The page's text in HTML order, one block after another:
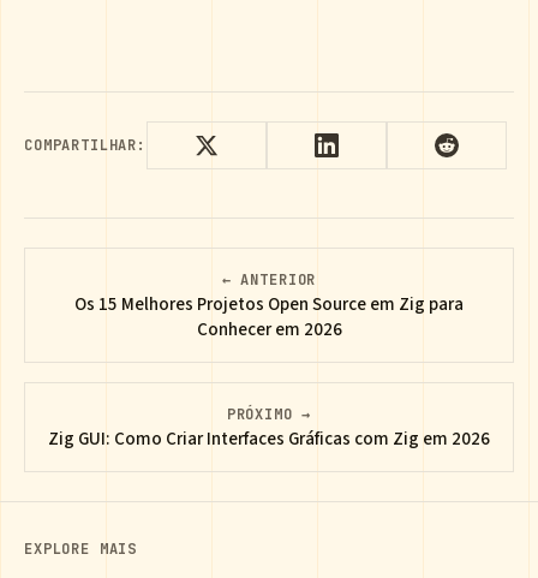
COMPARTILHAR:
← ANTERIOR
Os 15 Melhores Projetos Open Source em Zig para
Conhecer em 2026
PRÓXIMO →
Zig GUI: Como Criar Interfaces Gráficas com Zig em 2026
EXPLORE MAIS